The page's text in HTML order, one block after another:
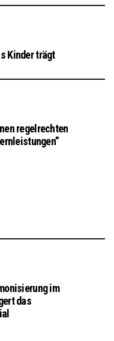
Kinder trägt
regelrechten
im
das